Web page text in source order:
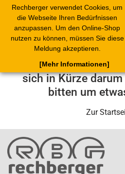
Rechberger verwendet Cookies, um
die Webseite Ihren Bedürfnissen
anzupassen. Um den Online-Shop
nutzen zu können, müssen Sie diese
Meldung akzeptieren.
[Mehr Informationen]
Leider ist ein
aufgetreten. Unser
sich in Kürze
bitten um
Zur